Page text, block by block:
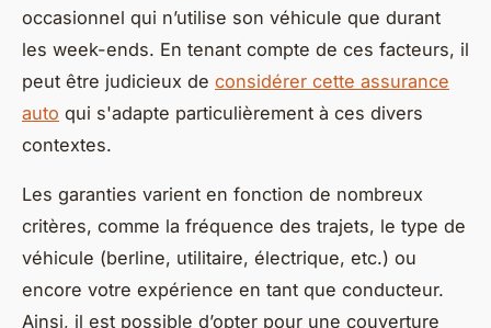
occasionnel qui n’utilise son véhicule que durant
les week-ends. En tenant compte de ces facteurs, il
peut être judicieux de considérer cette assurance
auto qui s'adapte particulièrement à ces divers
contextes.
Les garanties varient en fonction de nombreux
critères, comme la fréquence des trajets, le type de
véhicule (berline, utilitaire, électrique, etc.) ou
encore votre expérience en tant que conducteur.
Ainsi, il est possible d’opter pour une couverture